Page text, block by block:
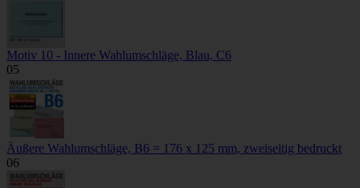
Motiv 10 - Innere Wahlumschläge, Blau, C6
05
Äußere Wahlumschläge, B6 = 176 x 125 mm, zweiseitig bedruckt
06